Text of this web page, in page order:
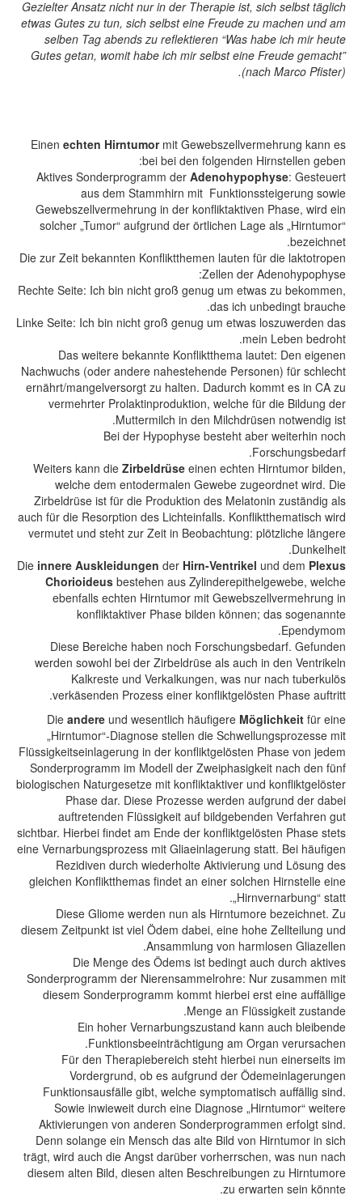
Gezielter Ansatz nicht nur in der Therapie ist, sich selbst täglich
etwas Gutes zu tun, sich selbst eine Freude zu machen und am
selben Tag abends zu reflektieren “Was habe ich mir heute
Gutes getan, womit habe ich mir selbst eine Freude gemacht”
(nach Marco Pfister).
Einen echten Hirntumormit Gewebszellvermehrung kann es
bei bei den folgenden Hirnstellen geben:
Aktives Sonderprogramm der Adenohypophyse: Gesteuert
aus dem Stammhirn mit Funktionssteigerung sowie
Gewebszellvermehrung in der konfliktaktiven Phase, wird ein
solcher „Tumor“ aufgrund der örtlichen Lage als „Hirntumor“
bezeichnet.
Die zur Zeit bekannten Konfliktthemen lauten für die laktotropen
Zellen der Adenohypophyse:
Rechte Seite: Ich bin nicht groß genug um etwas zu bekommen,
das ich unbedingt brauche.
Linke Seite: Ich bin nicht groß genug um etwas loszuwerden das
mein Leben bedroht.
Das weitere bekannte Konfliktthema lautet: Den eigenen
Nachwuchs (oder andere nahestehende Personen) für schlecht
ernährt/mangelversorgt zu halten. Dadurch kommt es in CA zu
vermehrter Prolaktinproduktion, welche für die Bildung der
Muttermilch in den Milchdrüsen notwendig ist.
Bei der Hypophyse besteht aber weiterhin noch
Forschungsbedarf.
Weiters kann die Zirbeldrüse einen echten Hirntumor bilden,
welche dem entodermalen Gewebe zugeordnet wird. Die
Zirbeldrüse ist für die Produktion des Melatonin zuständig als
auch für die Resorption des Lichteinfalls. Konfliktthematisch wird
vermutet und steht zur Zeit in Beobachtung: plötzliche längere
Dunkelheit.
Die innere Auskleidungen der Hirn-Ventrikel und dem Plexus
Chorioideus bestehen aus Zylinderepithelgewebe, welche
ebenfalls echten Hirntumor mit Gewebszellvermehrung in
konfliktaktiver Phase bilden können; das sogenannte
Ependymom.
Diese Bereiche haben noch Forschungsbedarf. Gefunden
werden sowohl bei der Zirbeldrüse als auch in den Ventrikeln
Kalkreste und Verkalkungen, was nur nach tuberkulös
verkäsenden Prozess einer konfliktgelösten Phase auftritt.
Die andere und wesentlich häufigere Möglichkeit für eine
„Hirntumor“-Diagnose stellen die Schwellungsprozesse mit
Flüssigkeitseinlagerung in der konfliktgelösten Phase von jedem
Sonderprogramm im Modell der Zweiphasigkeit nach den fünf
biologischen Naturgesetze mit konfliktaktiver und konfliktgelöster
Phase dar. Diese Prozesse werden aufgrund der dabei
auftretenden Flüssigkeit auf bildgebenden Verfahren gut
sichtbar. Hierbei findet am Ende der konfliktgelösten Phase stets
eine Vernarbungsprozess mit Gliaeinlagerung statt. Bei häufigen
Rezidiven durch wiederholte Aktivierung und Lösung des
gleichen Konfliktthemas findet an einer solchen Hirnstelle eine
„Hirnvernarbung“ statt.
Diese Gliome werden nun als Hirntumore bezeichnet. Zu
diesem Zeitpunkt ist viel Ödem dabei, eine hohe Zellteilung und
Ansammlung von harmlosen Gliazellen.
Die Menge des Ödems ist bedingt auch durch aktives
Sonderprogramm der Nierensammelrohre: Nur zusammen mit
diesem Sonderprogramm kommt hierbei erst eine auffällige
Menge an Flüssigkeit zustande.
Ein hoher Vernarbungszustand kann auch bleibende
Funktionsbeeinträchtigung am Organ verursachen.
Für den Therapiebereich steht hierbei nun einerseits im
Vordergrund, ob es aufgrund der Ödemeinlagerungen
Funktionsausfälle gibt, welche symptomatisch auffällig sind.
Sowie inwieweit durch eine Diagnose „Hirntumor“ weitere
Aktivierungen von anderen Sonderprogrammen erfolgt sind.
Denn solange ein Mensch das alte Bild von Hirntumor in sich
trägt, wird auch die Angst darüber vorherrschen, was nun nach
diesem alten Bild, diesen alten Beschreibungen zu Hirntumore
zu erwarten sein könnte.